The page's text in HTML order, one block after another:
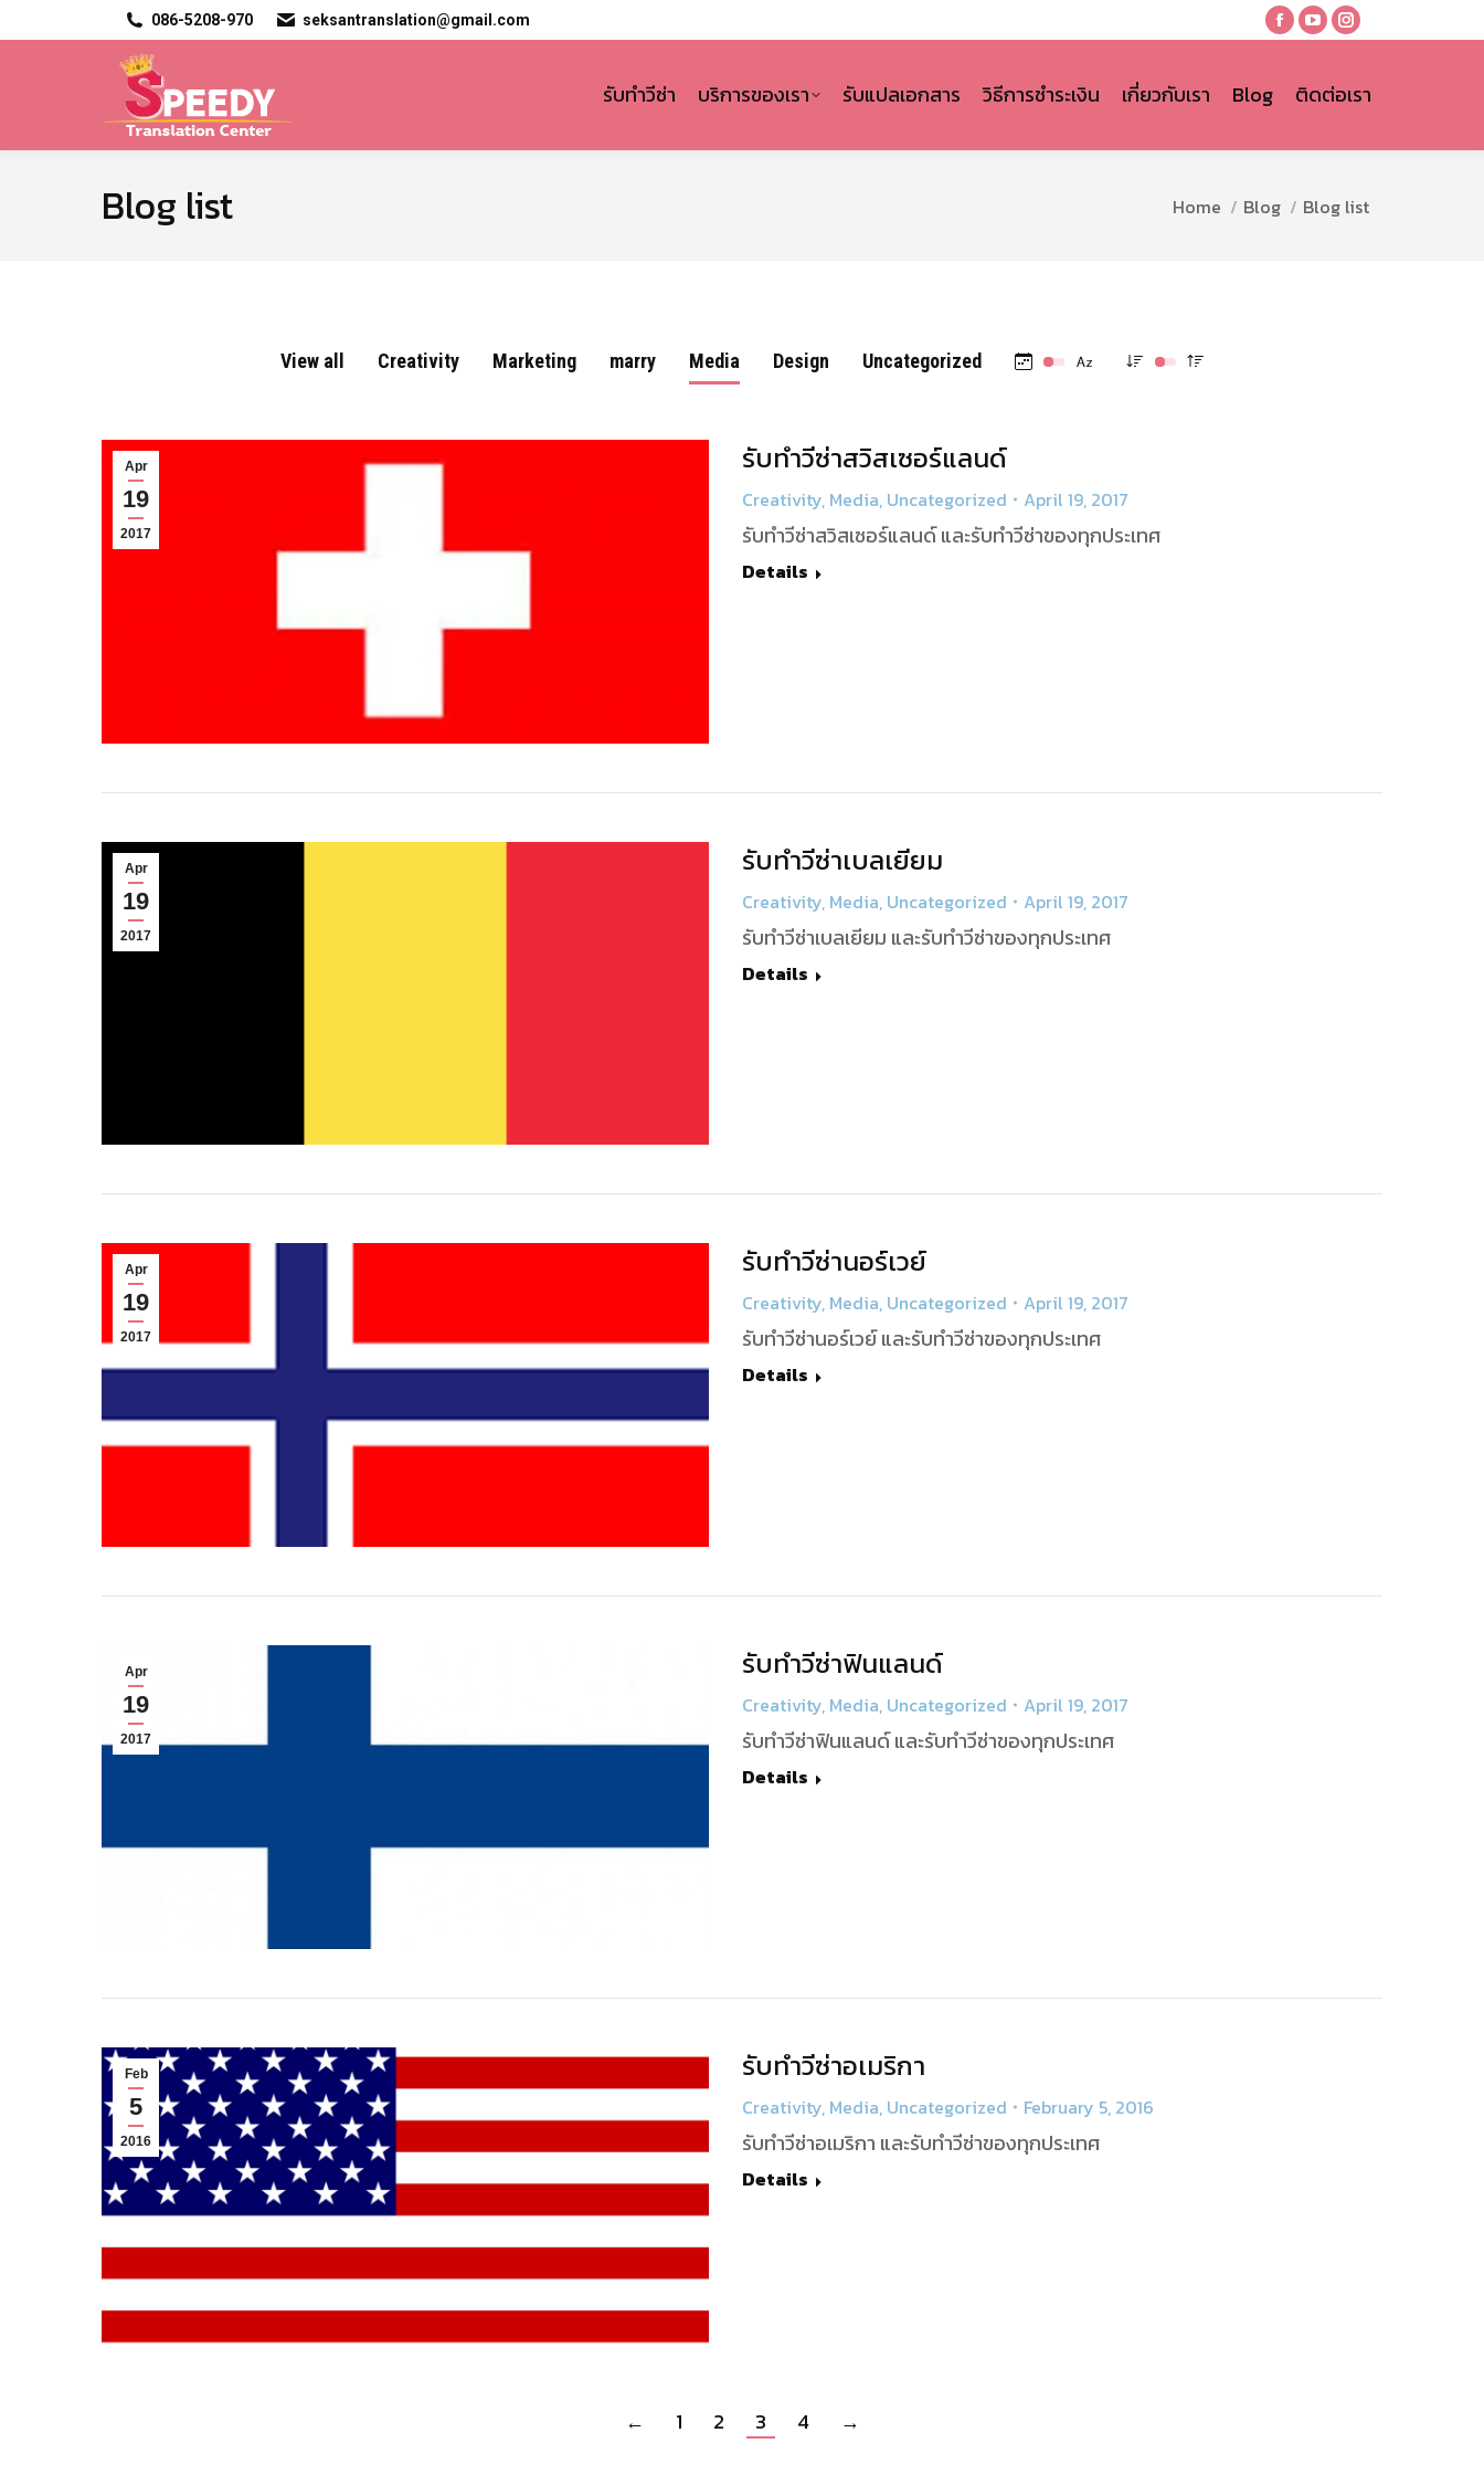
086-5208-970 seksantranslation@gmail.com
Facebook
opens
new
YouTube
opens
new
Instagram
opens
new
รับทำวีซ่า บริการของเรา รับแปลเอกสาร วิธีการชำระเงิน เกี่ยวกับเรา Blog ติดต่อเรา
Blog list You are here:
Home Blog Blog list
View all Creativity Marketing marry Media Design Uncategorized
Apr
19
2017
รับทำวีซ่าสวิสเซอร์แลนด์
Creativity, Media, Uncategorized April 19, 2017
รับทำวีซ่าสวิสเซอร์แลนด์ และรับทำวีซ่าของทุกประเทศ
Details
Apr
19
2017
รับทำวีซ่าเบลเยียม
Creativity, Media, Uncategorized April 19, 2017
รับทำวีซ่าเบลเยียม และรับทำวีซ่าของทุกประเทศ
Details
Apr
19
2017
รับทำวีซ่านอร์เวย์
Creativity, Media, Uncategorized April 19, 2017
รับทำวีซ่านอร์เวย์ และรับทำวีซ่าของทุกประเทศ
Details
Apr
19
2017
รับทำวีซ่าฟินแลนด์
Creativity, Media, Uncategorized April 19, 2017
รับทำวีซ่าฟินแลนด์ และรับทำวีซ่าของทุกประเทศ
Details
Feb
5
2016
รับทำวีซ่าอเมริกา
Creativity, Media, Uncategorized February 5, 2016
รับทำวีซ่าอเมริกา และรับทำวีซ่าของทุกประเทศ
Details
← 1 2 3 4 →